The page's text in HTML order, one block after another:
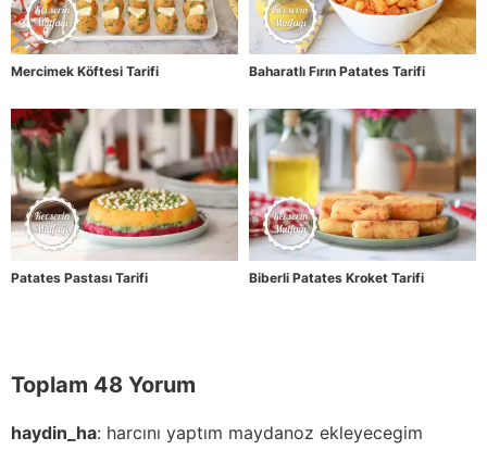
Mercimek Köftesi Tarifi Baharatlı Fırın Patates Tarifi
Patates Pastası Tarifi Biberli Patates Kroket Tarifi
Toplam 48 Yorum
haydin_ha: harcını yaptım maydanoz ekleyecegim